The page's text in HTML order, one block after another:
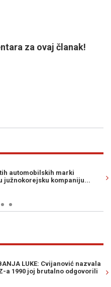
za ovaj članak!
EKSPLOZIJA...": Zemljotres
Čović pred samo obilježavanje